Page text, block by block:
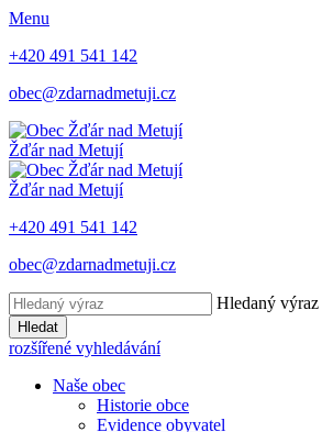
Menu
+420 491 541 142
obec@zdarnadmetuji.cz
Žďár nad Metují
Žďár nad Metují
+420 491 541 142
obec@zdarnadmetuji.cz
Hledaný výraz
Hledat
rozšířené vyhledávání
Naše obec
Historie obce
Evidence obyvatel